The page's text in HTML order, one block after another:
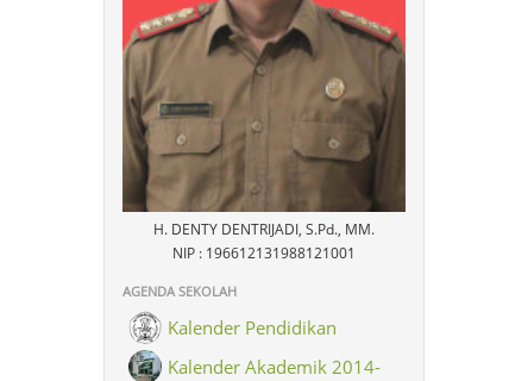
H. DENTY DENTRIJADI, S.Pd., MM.
NIP : 196612131988121001
AGENDA SEKOLAH
Kalender Pendidikan
Kalender Akademik 2014-